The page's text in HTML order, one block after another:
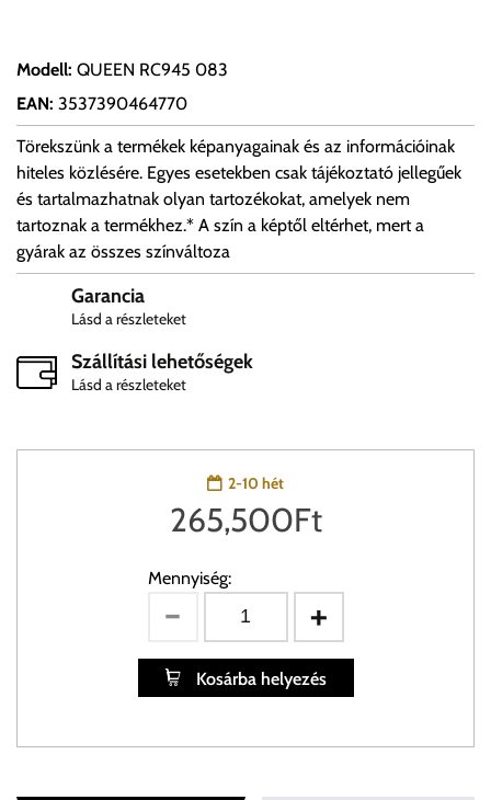
Modell: QUEEN RC945 083
EAN: 3537390464770
Törekszünk a termékek képanyagainak és az információinak
hiteles közlésére. Egyes esetekben csak tájékoztató jellegűek
és tartalmazhatnak olyan tartozékokat, amelyek nem
tartoznak a termékhez.* A szín a képtől eltérhet, mert a
gyárak az összes színváltoza
Garancia
Lásd a részleteket
Szállítási lehetőségek
Lásd a részleteket
2-10 hét
265,500Ft
Mennyiség:
Kosárba helyezés